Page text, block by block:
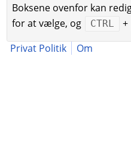
Boksene ovenfor kan
for at vælge, og CTRL +
Privat Politik
Om